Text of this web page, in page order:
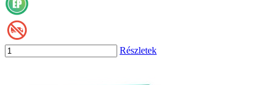
Részletek